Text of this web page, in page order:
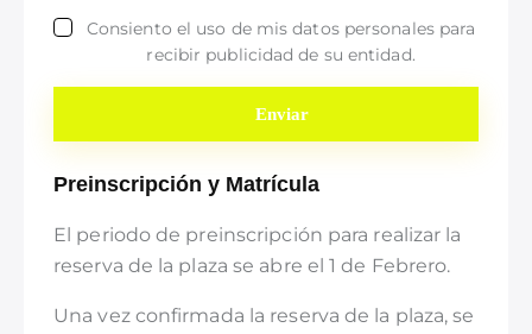
Consiento el uso de mis datos personales para
recibir publicidad de su entidad.
Preinscripción y Matrícula
El periodo de preinscripción para realizar la
reserva de la plaza se abre el 1 de Febrero.
Una vez confirmada la reserva de la plaza, se